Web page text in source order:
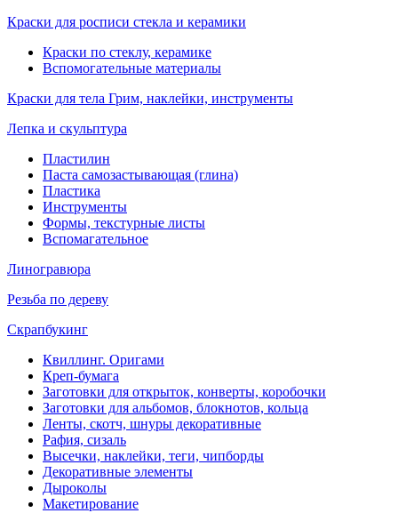
Краски для росписи стекла и керамики
Краски по стеклу, керамике
Вспомогательные материалы
Краски для тела Грим, наклейки, инструменты
Лепка и скульптура
Пластилин
Паста самозастывающая (глина)
Пластика
Инструменты
Формы, текстурные листы
Вспомагательное
Линогравюра
Резьба по дереву
Скрапбукинг
Квиллинг. Оригами
Креп-бумага
Заготовки для открыток, конверты, коробочки
Заготовки для альбомов, блокнотов, кольца
Ленты, скотч, шнуры декоративные
Рафия, сизаль
Высечки, наклейки, теги, чипборды
Декоративные элементы
Дыроколы
Макетирование